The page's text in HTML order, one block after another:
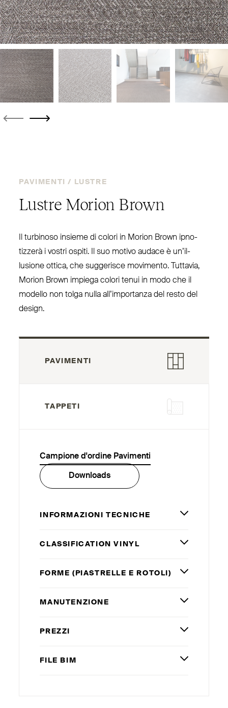
PAVIMENTI / LUSTRE
Lustre Morion Brown
Il turbinoso insieme di colori in Morion Brown ipno­
tizzerà i vostri ospiti. Il suo motivo audace è un’il­
lusione ottica, che sug­gerisce movimento. Tuttavia,
Morion Brown impiega colori tenui in modo che il
modello non tolga nulla all’importanza del resto del
design.
PAVIMENTI
TAPPETI
Campione d'ordine Pavimenti
Downloads
INFORMAZIONI TECNICHE
CLASSIFICATION VINYL
FORME (PIASTRELLE E ROTOLI)
MANUTENZIONE
PREZZI
FILE BIM